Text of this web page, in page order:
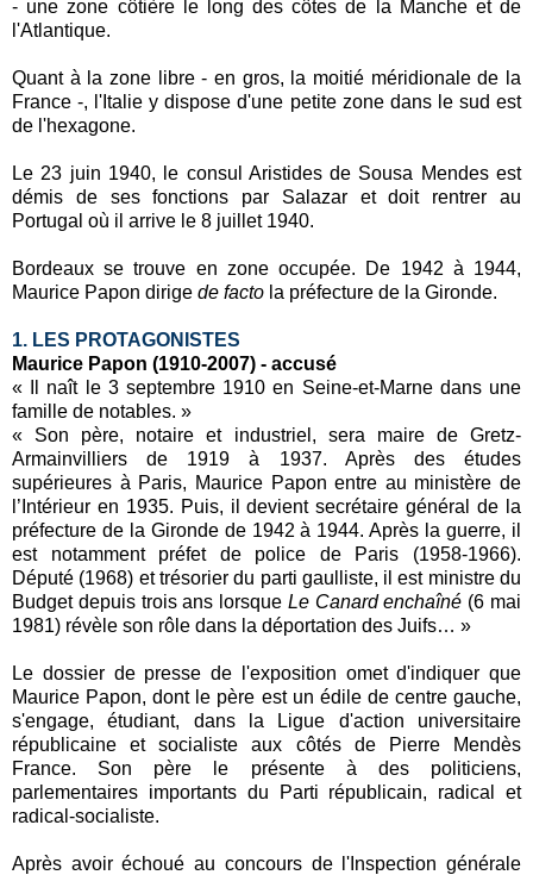
- une zone côtière le long des côtes de la Manche et de
l'Atlantique.
Quant à la zone libre - en gros, la moitié méridionale de la
France -, l'Italie y dispose d'une petite zone dans le sud est
de l'hexagone.
Le 23 juin 1940, le consul Aristides de Sousa Mendes est
démis de ses fonctions par Salazar et doit rentrer au
Portugal où il arrive le 8 juillet 1940.
Bordeaux se trouve en zone occupée. De 1942 à 1944,
Maurice Papon dirige de facto la préfecture de la Gironde.
1. LES PROTAGONISTES
Maurice Papon (1910-2007) - accusé
« Il naît le 3 septembre 1910 en Seine-et-Marne dans une
famille de notables. »
« Son père, notaire et industriel, sera maire de Gretz-
Armainvilliers de 1919 à 1937. Après des études
supérieures à Paris, Maurice Papon entre au ministère de
l’Intérieur en 1935. Puis, il devient secrétaire général de la
préfecture de la Gironde de 1942 à 1944. Après la guerre, il
est notamment préfet de police de Paris (1958-1966).
Député (1968) et trésorier du parti gaulliste, il est ministre du
Budget depuis trois ans lorsque Le Canard enchaîné (6 mai
1981) révèle son rôle dans la déportation des Juifs… »
Le dossier de presse de l'exposition omet d'indiquer que
Maurice Papon, dont le père est un édile de centre gauche,
s'engage, étudiant, dans la Ligue d'action universitaire
républicaine et socialiste aux côtés de Pierre Mendès
France. Son père le présente à des politiciens,
parlementaires importants du Parti républicain, radical et
radical-socialiste.
Après avoir échoué au concours de l'Inspection générale